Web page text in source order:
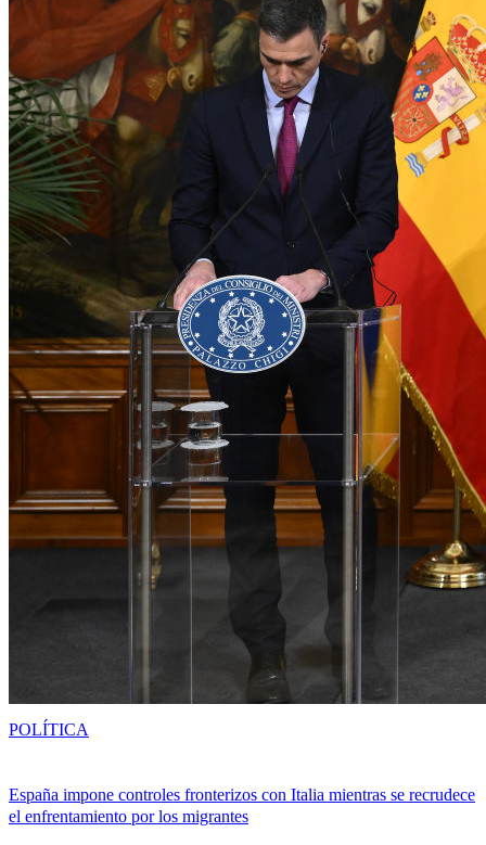
España impone controles fronterizos con Italia mientras se recrudece
el enfrentamiento por los migrantes
POLÍTICA